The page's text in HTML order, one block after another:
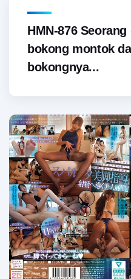
HMN-876
bokong montok
bokongnya...